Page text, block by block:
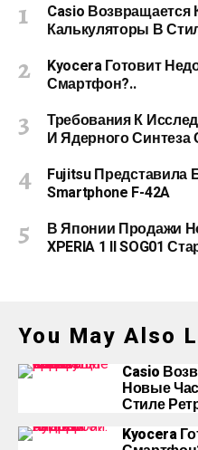
Casio
Калькуляторы В
Kyocera Готовит
Смартфон?..
Требования К
И Ядерного Синтеза
Fujitsu Представила
Smartphone F-42A
В Японии Продажи
XPERIA 1 II SOG01
You May Also
Casio
Новые
Стиле
Kyocera